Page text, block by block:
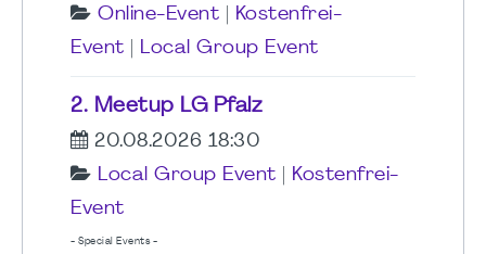
Online-Event
Kostenfrei-
Event
Local Group Event
2. Meetup LG Pfalz
20.08.2026 18:30
Local Group Event
Kostenfrei-
Event
- Special Events -